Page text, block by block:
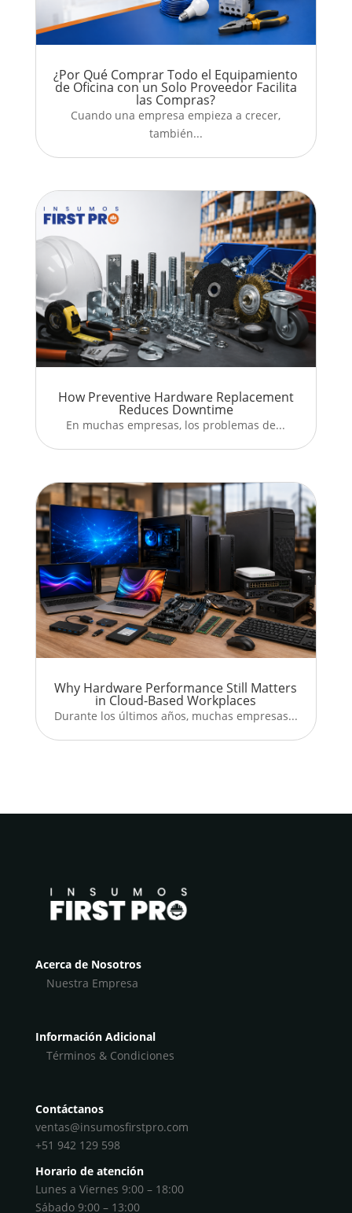
¿Por Qué Comprar Todo el Equipamiento
de Oficina con un Solo Proveedor Facilita
las Compras?
Cuando una empresa empieza a crecer,
también...
How Preventive Hardware Replacement
Reduces Downtime
En muchas empresas, los problemas de...
Why Hardware Performance Still Matters
in Cloud-Based Workplaces
Durante los últimos años, muchas empresas...
Acerca de Nosotros
Nuestra Empresa
Información Adicional
Términos & Condiciones
Contáctanos
ventas@insumosfirstpro.com
+51 942 129 598
Horario de atención
Lunes a Viernes 9:00 – 18:00
Sábado 9:00 – 13:00